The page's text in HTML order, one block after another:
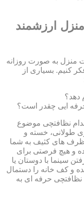
ارزشمند
منزل به صورت روزانه
کنیم. بسیاری از
دهد؟
ایی چقدر است؟
نظافتچی موضوع
طولانی، خسته و
ظرف های کثیف به شما
و هیچ فرصتی برای
سینما با دوستان یا
و کف خانه را دستمال
حرفه ای به